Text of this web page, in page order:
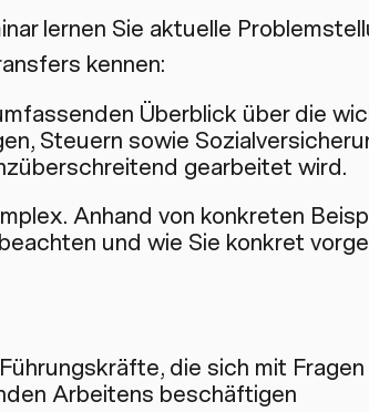
lernen Sie aktuelle
kennen:
Überblick über die
Steuern sowie
gearbeitet wird.
Anhand von konkreten
und wie Sie konkret
die sich mit
Arbeitens beschäftigen